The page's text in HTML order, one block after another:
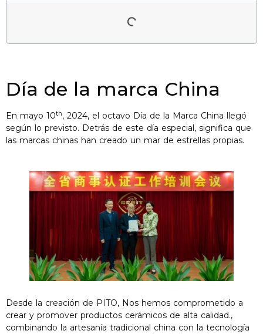
Día de la marca China
En mayo 10th, 2024, el octavo Día de la Marca China llegó
según lo previsto. Detrás de este día especial, significa que
las marcas chinas han creado un mar de estrellas propias.
Desde la creación de PITO, Nos hemos comprometido a
crear y promover productos cerámicos de alta calidad.,
combinando la artesanía tradicional china con la tecnología